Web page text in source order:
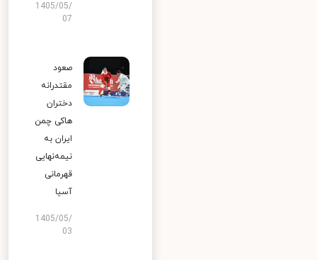
1405/05/
07
صعود
مقتدرانه
دختران
هاکی چمن
ایران به
نیمه‌نهایی
قهرمانی
آسیا
1405/05/
03